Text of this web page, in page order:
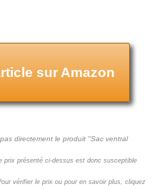
sur Amazon
directement le produit "Sac ventral
prix présenté ci-dessus est donc susceptible
vérifier le prix ou pour en savoir plus, cliquez